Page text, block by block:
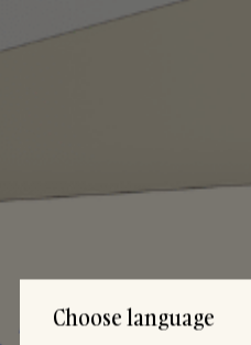
Choose language